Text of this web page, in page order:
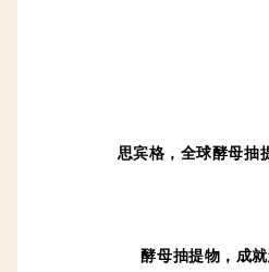
思宾格，全球酵母抽
酵母抽提物，成就